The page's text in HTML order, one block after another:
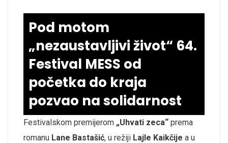
Pod motom
„nezaustavljivi život“ 64.
Festival MESS od
početka do kraja
pozvao na solidarnost
Festivalskom premijerom „Uhvati zeca“ prema
romanu Lane Bastašić, u režiji Lajle Kaikčije a u